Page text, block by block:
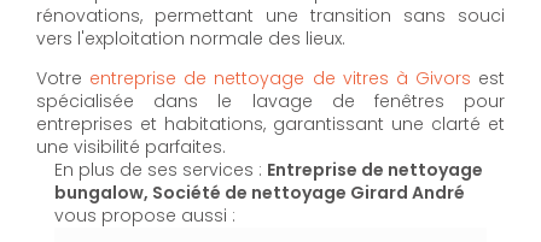
rénovations, permettant une transition sans souci
vers l'exploitation normale des lieux.
Votre entreprise de nettoyage de vitres à Givors est
spécialisée dans le lavage de fenêtres pour
entreprises et habitations, garantissant une clarté et
une visibilité parfaites.
En plus de ses services : Entreprise de nettoyage
bungalow, Société de nettoyage Girard André
vous propose aussi :